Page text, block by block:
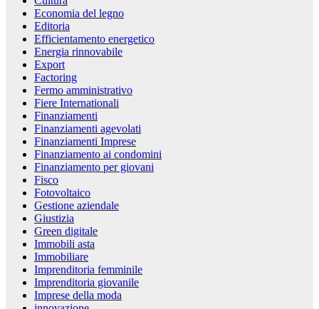
Economia del legno
Editoria
Efficientamento energetico
Energia rinnovabile
Export
Factoring
Fermo amministrativo
Fiere Internationali
Finanziamenti
Finanziamenti agevolati
Finanziamenti Imprese
Finanziamento ai condomini
Finanziamento per giovani
Fisco
Fotovoltaico
Gestione aziendale
Giustizia
Green digitale
Immobili asta
Immobiliare
Imprenditoria femminile
Imprenditoria giovanile
Imprese della moda